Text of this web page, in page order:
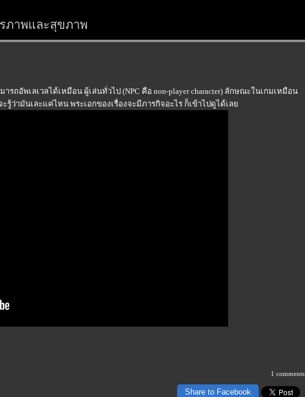
ภาพและสุขภาพ
รถอัพเลเวลได้เหมือน ผู้เล่นทั่วไป (NPC คือ non-player character) ลักษณะในเกมเหมือน
ะรู้ว่ามันเละแค่ไหน พระเอกของเรื่องจะมีภารกิจอะไร ก็เข้าไปดูได้เล
1 comments
Share to Facebook